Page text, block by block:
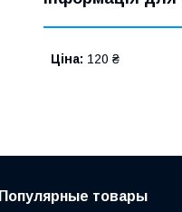
Ціна: 120 ₴
Популярные товары